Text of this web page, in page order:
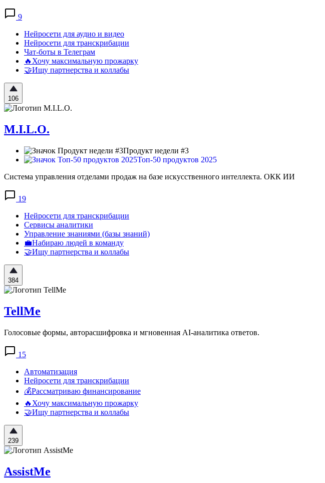
9
Нейросети для аудио и видео
Нейросети для транскрибации
Чат-боты в Телеграм
🔥Хочу максимальную прожарку
🤝Ищу партнерства и коллабы
106
M.I.L.O.
Продукт недели #3
Топ-50 продуктов 2025
Система управления отделами продаж на базе искусственного интеллекта. ОКК ИИ
19
Нейросети для транскрибации
Сервисы аналитики
Управление знаниями (базы знаний)
💼Набираю людей в команду
🤝Ищу партнерства и коллабы
384
TellMe
Голосовые формы, авторасшифровка и мгновенная AI-аналитика ответов.
15
Автоматизация
Нейросети для транскрибации
💰Рассматриваю финансирование
🔥Хочу максимальную прожарку
🤝Ищу партнерства и коллабы
239
AssistMe